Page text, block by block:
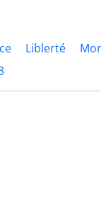
Liblerté